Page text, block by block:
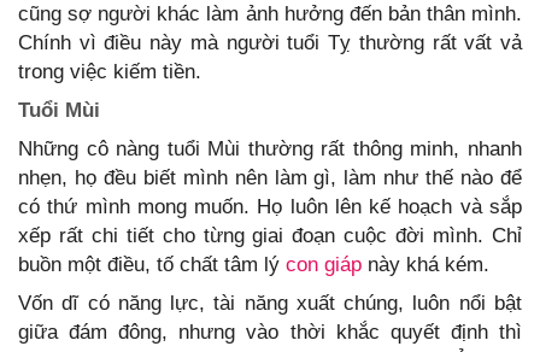
cũng sợ người khác làm ảnh hưởng đến bản thân mình.
Chính vì điều này mà người tuổi Tỵ thường rất vất vả
trong việc kiếm tiền.
Tuổi Mùi
Những cô nàng tuổi Mùi thường rất thông minh, nhanh
nhẹn, họ đều biết mình nên làm gì, làm như thế nào để
có thứ mình mong muốn. Họ luôn lên kế hoạch và sắp
xếp rất chi tiết cho từng giai đoạn cuộc đời mình. Chỉ
buồn một điều, tố chất tâm lý con giáp này khá kém.
Vốn dĩ có năng lực, tài năng xuất chúng, luôn nổi bật
giữa đám đông, nhưng vào thời khắc quyết định thì